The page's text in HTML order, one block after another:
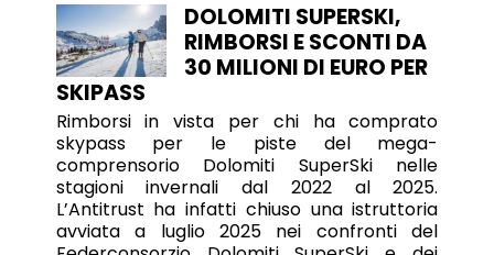
DOLOMITI SUPERSKI,
RIMBORSI E SCONTI DA
30 MILIONI DI EURO PER
SKIPASS
Rimborsi in vista per chi ha comprato
skypass per le piste del mega-
comprensorio Dolomiti SuperSki nelle
stagioni invernali dal 2022 al 2025.
L’Antitrust ha infatti chiuso una istruttoria
avviata a luglio 2025 nei confronti del